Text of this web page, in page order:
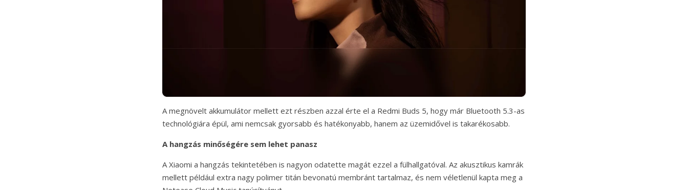
A megnövelt akkumulátor mellett ezt részben azzal érte el a Redmi Buds 5, hogy már Bluetooth 5.3-as
technológiára épül, ami nemcsak gyorsabb és hatékonyabb, hanem az üzemidővel is takarékosabb.
A hangzás minőségére sem lehet panasz
A Xiaomi a hangzás tekintetében is nagyon odatette magát ezzel a fülhallgatóval. Az akusztikus kamrák
mellett például extra nagy polimer titán bevonatú membránt tartalmaz, és nem véletlenül kapta meg a